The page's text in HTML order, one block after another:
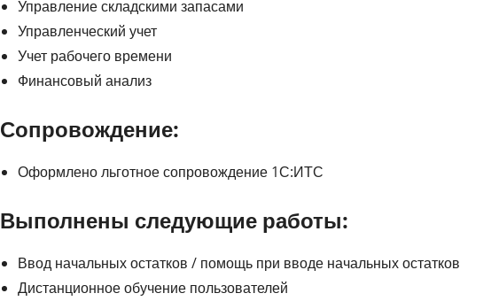
Управление складскими запасами
Управленческий учет
Учет рабочего времени
Финансовый анализ
Сопровождение:
Оформлено льготное сопровождение 1С:ИТС
Выполнены следующие работы:
Ввод начальных остатков / помощь при вводе начальных остатков
Дистанционное обучение пользователей